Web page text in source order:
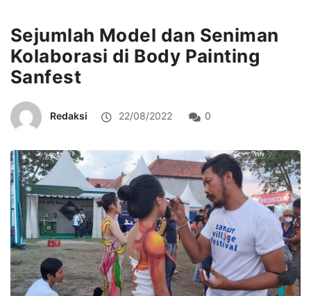
Sejumlah Model dan Seniman
Kolaborasi di Body Painting
Sanfest
Redaksi 22/08/2022 0